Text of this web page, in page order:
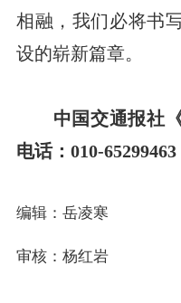
相融，我们必将书
设的崭新篇章。
中国交通报社
电话：010-
编辑：岳凌寒
审核：杨红岩